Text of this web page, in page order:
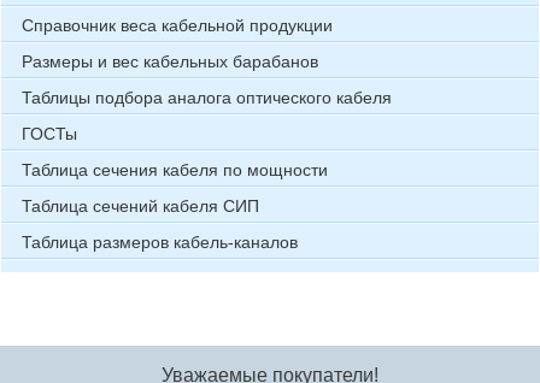
Справочник веса кабельной продукции
Размеры и вес кабельных барабанов
Таблицы подбора аналога оптического кабеля
ГОСТы
Таблица сечения кабеля по мощности
Таблица сечений кабеля СИП
Таблица размеров кабель-каналов
Уважаемые покупатели!